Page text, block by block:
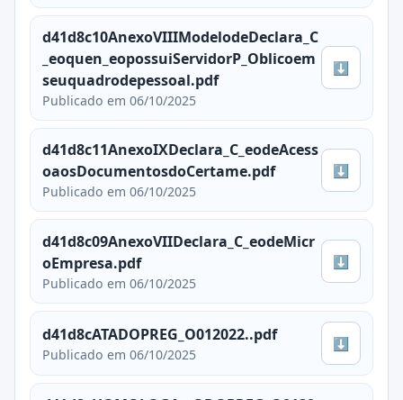
d41d8c10AnexoVIIIModelodeDeclara_C
_eoquen_eopossuiServidorP_Oblicoem
seuquadrodepessoal.pdf
Publicado em 06/10/2025
⬇
d41d8c11AnexoIXDeclara_C_eodeAcess
oaosDocumentosdoCertame.pdf
Publicado em 06/10/2025
⬇
d41d8c09AnexoVIIDeclara_C_eodeMicr
oEmpresa.pdf
Publicado em 06/10/2025
⬇
d41d8cATADOPREG_O012022..pdf
Publicado em 06/10/2025
⬇